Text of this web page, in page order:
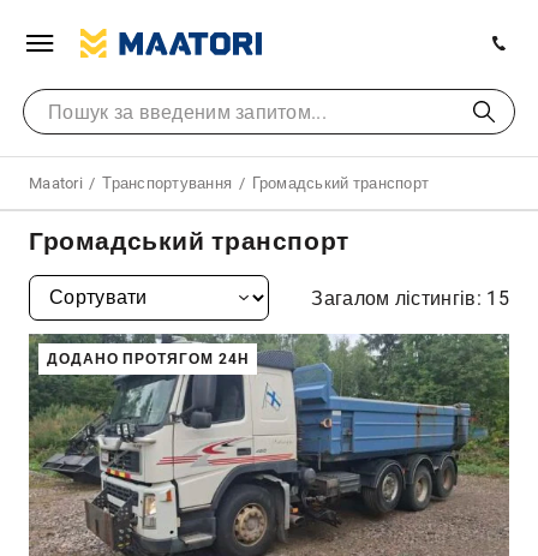
Maatori Транспортування Громадський транспорт
Громадський транспорт
Загалом лістингів: 15
ДОДАНО ПРОТЯГОМ 24H